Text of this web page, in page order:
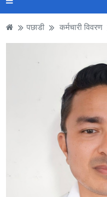
पछाडी कर्मचारी विवरण